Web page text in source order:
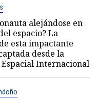
alejándose en
espacio? La
esta impactante
desde la
Espacial Internacional